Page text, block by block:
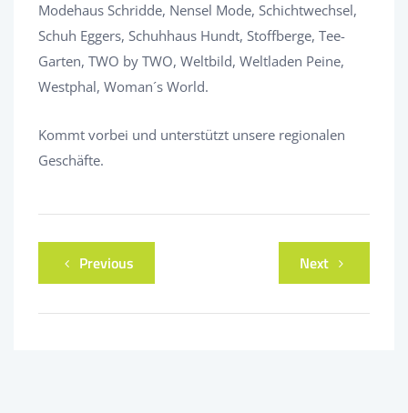
Modehaus Schridde, Nensel Mode, Schichtwechsel,
Schuh Eggers, Schuhhaus Hundt, Stoffberge, Tee-
Garten, TWO by TWO, Weltbild, Weltladen Peine,
Westphal, Woman´s World.
Kommt vorbei und unterstützt unsere regionalen
Geschäfte.
Previous Next